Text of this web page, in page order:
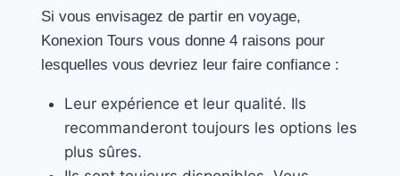
Si vous envisagez de partir en voyage,
Konexion Tours vous donne 4 raisons pour
lesquelles vous devriez leur faire confiance :
Leur expérience et leur qualité. Ils
recommanderont toujours les options les
plus sûres.